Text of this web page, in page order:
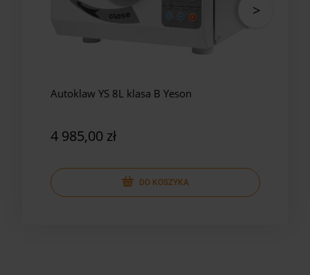
Autoklaw YS 8L klasa B Yeson
4 985,00 zł
DO KOSZYKA